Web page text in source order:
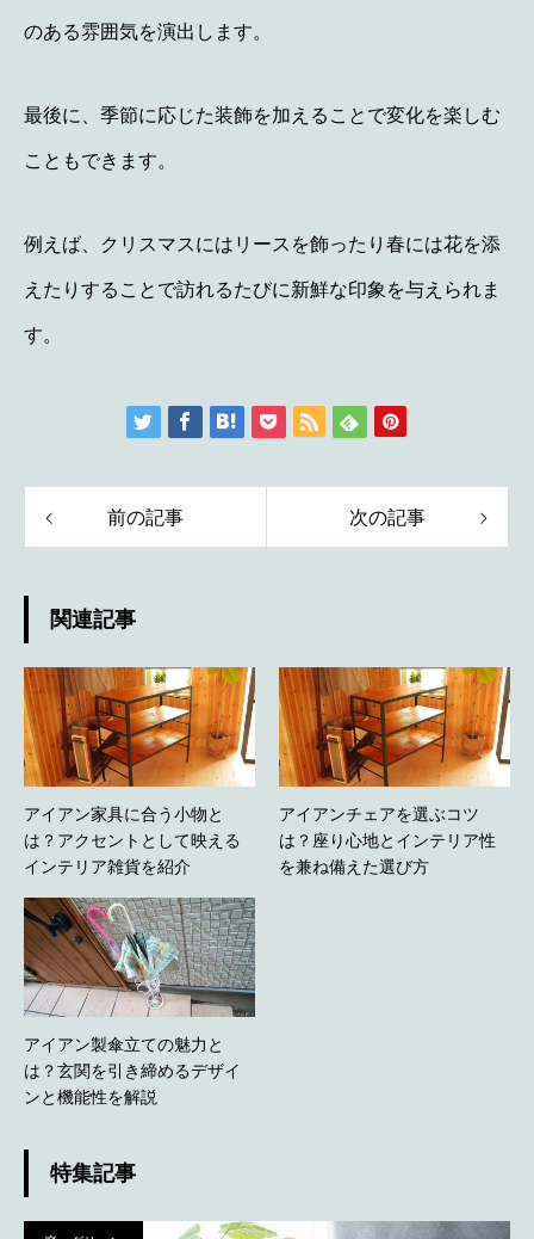
のある雰囲気を演出します。
最後に、季節に応じた装飾を加えることで変化を楽しむ
こともできます。
例えば、クリスマスにはリースを飾ったり春には花を添
えたりすることで訪れるたびに新鮮な印象を与えられま
す。
前の記事 次の記事
関連記事
アイアン家具に合う小物と
は？アクセントとして映える
インテリア雑貨を紹介
アイアンチェアを選ぶコツ
は？座り心地とインテリア性
を兼ね備えた選び方
アイアン製傘立ての魅力と
は？玄関を引き締めるデザイ
ンと機能性を解説
特集記事